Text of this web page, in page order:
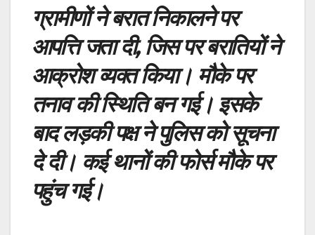
ग्रामीणों ने बरात निकालने पर
आपत्ति जता दी, जिस पर बरातियों ने
आक्रोश व्यक्त किया। मौके पर
तनाव की स्थिति बन गई। इसके
बाद लड़की पक्ष ने पुलिस को सूचना
दे दी। कई थानों की फोर्स माैके पर
पहुंच गई।